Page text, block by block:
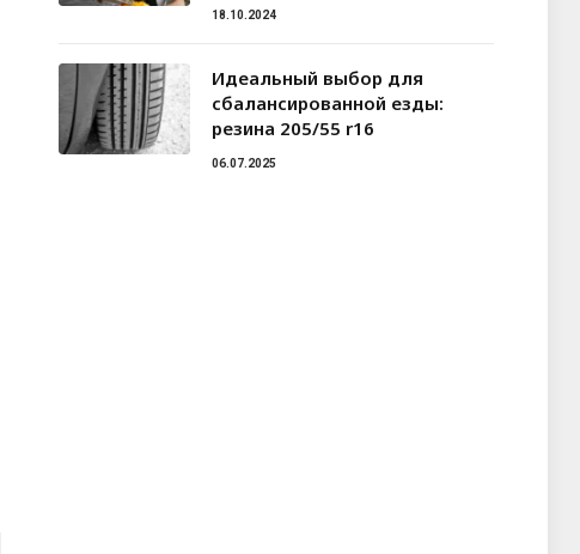
18.10.2024
Идеальный выбор для
сбалансированной езды:
резина 205/55 r16
06.07.2025